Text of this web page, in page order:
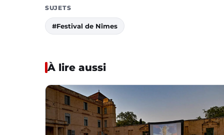
SUJETS
#Festival de Nîmes
À lire aussi